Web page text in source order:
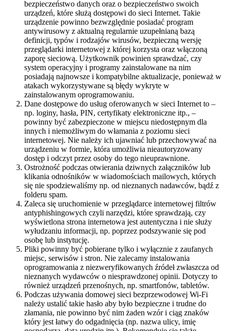
bezpieczeństwo danych oraz o bezpieczeństwo swoich
urządzeń, które służą dostępowi do sieci Internet. Takie
urządzenie powinno bezwzględnie posiadać program
antywirusowy z aktualną regularnie uzupełnianą bazą
definicji, typów i rodzajów wirusów, bezpieczną wersję
przeglądarki internetowej z której korzysta oraz włączoną
zaporę sieciową. Użytkownik powinien sprawdzać, czy
system operacyjny i programy zainstalowane na nim
posiadają najnowsze i kompatybilne aktualizacje, ponieważ w
atakach wykorzystywane są błędy wykryte w
zainstalowanym oprogramowaniu.
Dane dostępowe do usług oferowanych w sieci Internet to –
np. loginy, hasła, PIN, certyfikaty elektroniczne itp., –
powinny być zabezpieczone w miejscu niedostępnym dla
innych i niemożliwym do włamania z poziomu sieci
internetowej. Nie należy ich ujawniać lub przechowywać na
urządzeniu w formie, która umożliwia nieautoryzowany
dostęp i odczyt przez osoby do tego nieuprawnione.
Ostrożność podczas otwierania dziwnych załączników lub
klikania odnośników w wiadomościach mailowych, których
się nie spodziewaliśmy np. od nieznanych nadawców, bądź z
folderu spam.
Zaleca się uruchomienie w przeglądarce internetowej filtrów
antyphishingowych czyli narzędzi, które sprawdzają, czy
wyświetlona strona internetowa jest autentyczna i nie służy
wyłudzaniu informacji, np. poprzez podszywanie się pod
osobę lub instytucję.
Pliki powinny być pobierane tylko i wyłącznie z zaufanych
miejsc, serwisów i stron. Nie zalecamy instalowania
oprogramowania z niezweryfikowanych źródeł zwłaszcza od
nieznanych wydawców o niesprawdzonej opinii. Dotyczy to
również urządzeń przenośnych, np. smartfonów, tabletów.
Podczas używania domowej sieci bezprzewodowej Wi-Fi
należy ustalić takie hasło aby było bezpieczne i trudne do
złamania, nie powinno być nim żaden wzór i ciąg znaków
który jest łatwy do odgadnięcia (np. nazwa ulicy, imię